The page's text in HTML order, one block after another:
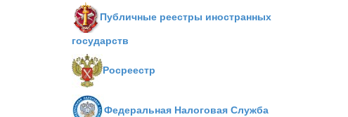
Публичные реестры иностранных
государств
Росреестр
Федеральная Налоговая Служба